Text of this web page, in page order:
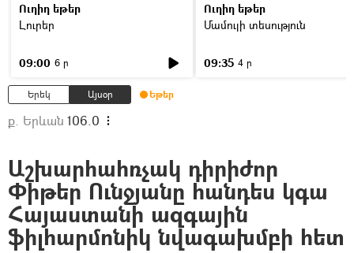
Ուղիղ եթեր
Լուրեր
09:00 6 ր
Ուղիղ եթեր
Մամուլի տեսություն
09:35 4 ր
Երեկ Այսօր Եթեր
ք. Երևան 106.0
Աշխարհահռչակ դիրիժոր
Փիթեր Ունջյանը հանդես կգա
Հայաստանի ազգային
ֆիլհարմոնիկ նվագախմբի հետ